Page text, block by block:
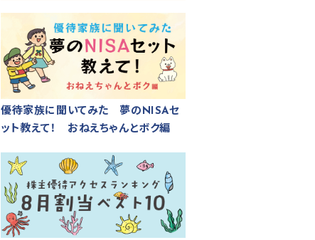
優待家族に聞いてみた 夢のNISAセ
ット教えて！ おねえちゃんとボク編